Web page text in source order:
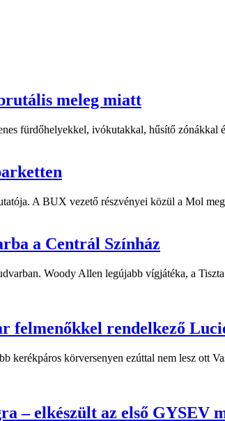
meleg miatt
fürdőhelyekkel, ivókutakkal, hűsítő zónákkal
A BUX vezető részvényei közül a Mol
a Centrál Színház
Woody Allen legújabb vígjátéka, a
felmenőkkel rendelkező
kerékpáros körversenyen ezúttal nem lesz ott
– elkészült az első GYSEV